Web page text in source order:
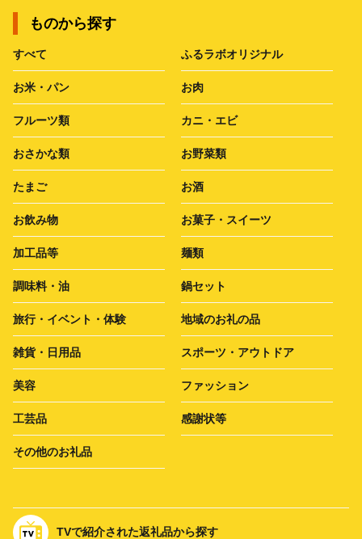
ものから探す
すべて ふるラボオリジナル
お米・パン お肉
フルーツ類 カニ・エビ
おさかな類 お野菜類
たまご お酒
お飲み物 お菓子・スイーツ
加工品等 麺類
調味料・油 鍋セット
旅行・イベント・体験 地域のお礼の品
雑貨・日用品 スポーツ・アウトドア
美容 ファッション
工芸品 感謝状等
その他のお礼品
TVで紹介された返礼品から探す